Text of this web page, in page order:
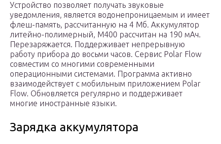
Устройство позволяет получать звуковые
уведомления, является водонепроницаемым и имеет
флеш-память, рассчитанную на 4 Мб. Аккумулятор
литейно-полимерный, M400 рассчитан на 190 мАч.
Перезаряжается. Поддерживает непрерывную
работу прибора до восьми часов. Сервис Polar Flow
совместим со многими современными
операционными системами. Программа активно
взаимодействует с мобильным приложением Polar
Flow. Обновляется регулярно и поддерживает
многие иностранные языки.
Зарядка аккумулятора